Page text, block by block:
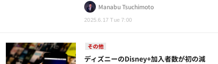
2025.6.17 Tue 7:00
Manabu Tsuchimoto
その他
ディズニーのDisney+加入者数が初の減